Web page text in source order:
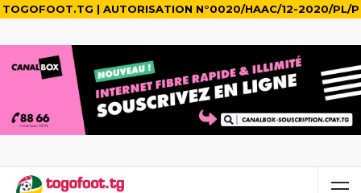
TOGOFOOT.TG | AUTORISATION N°0020/HAAC/12-2020/PL/P